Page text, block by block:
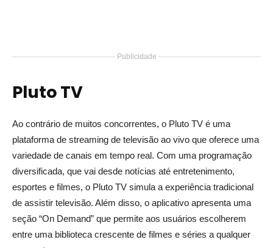
Publicidade
Pluto TV
Ao contrário de muitos concorrentes, o Pluto TV é uma
plataforma de streaming de televisão ao vivo que oferece uma
variedade de canais em tempo real. Com uma programação
diversificada, que vai desde notícias até entretenimento,
esportes e filmes, o Pluto TV simula a experiência tradicional
de assistir televisão. Além disso, o aplicativo apresenta uma
seção “On Demand” que permite aos usuários escolherem
entre uma biblioteca crescente de filmes e séries a qualquer